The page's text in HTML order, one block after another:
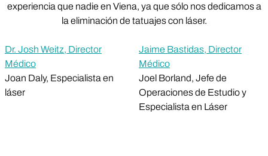
experiencia que nadie en Viena, ya que sólo nos dedicamos a
la eliminación de tatuajes con láser.
Dr. Josh Weitz, Director
Médico
Jaime Bastidas, Director
Médico
Joan Daly, Especialista en
láser
Joel Borland, Jefe de
Operaciones de Estudio y
Especialista en Láser